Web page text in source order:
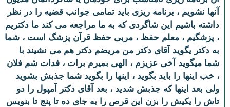
آنها نشویم ، برنامه ریزی باید تمامی جوانب قضیه را در نظر
داشته باشیم این شاگردی که به ما مراجعه می کند ما دکتریم
، پزشگیم ، معلم حفظ ، مربی حفظ قرآن پزشگ است ، شما
به دکتر یگوید آقای دکتر من مریضم دکتر هم می نشیند با
شما میگوید آخی عزیزم ، الهی بمیرم برات ، فدات شم فلان
، خب اینها را باید بگوید ، اینها را بگوید شما جذبش بشوید
ولی بعد اینها که جذبش شدید ، بعد آقای دکتر آمپول را دو
تاش را یکیش را بزن این قرص را به جای ده تا پنج تا بنویس